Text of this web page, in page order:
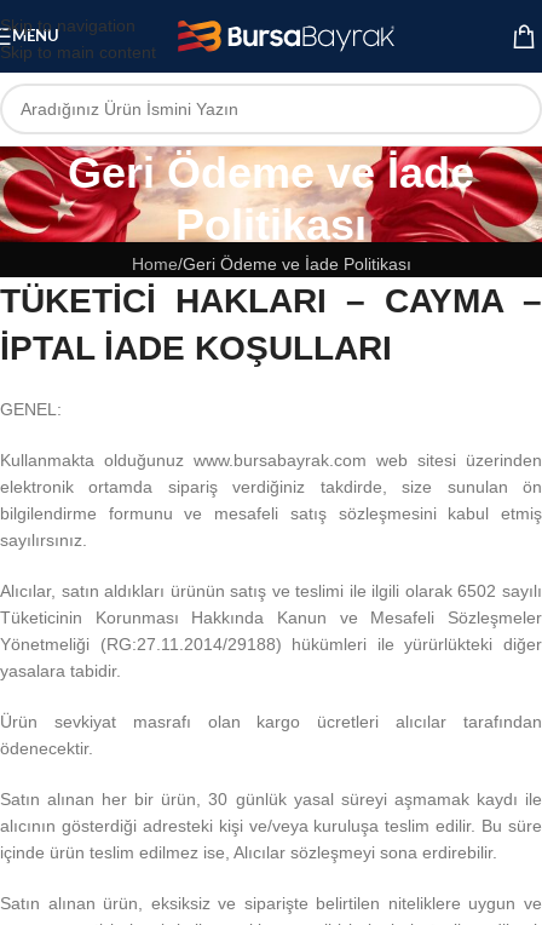
Skip to navigation
Skip to main content
MENU
Geri Ödeme ve İade
Politikası
Home Geri Ödeme ve İade Politikası
TÜKETİCİ HAKLARI – CAYMA –
İPTAL İADE KOŞULLARI
GENEL:
Kullanmakta olduğunuz www.bursabayrak.com web sitesi üzerinden
elektronik ortamda sipariş verdiğiniz takdirde, size sunulan ön
bilgilendirme formunu ve mesafeli satış sözleşmesini kabul etmiş
sayılırsınız.
Alıcılar, satın aldıkları ürünün satış ve teslimi ile ilgili olarak 6502 sayılı
Tüketicinin Korunması Hakkında Kanun ve Mesafeli Sözleşmeler
Yönetmeliği (RG:27.11.2014/29188) hükümleri ile yürürlükteki diğer
yasalara tabidir.
Ürün sevkiyat masrafı olan kargo ücretleri alıcılar tarafından
ödenecektir.
Satın alınan her bir ürün, 30 günlük yasal süreyi aşmamak kaydı ile
alıcının gösterdiği adresteki kişi ve/veya kuruluşa teslim edilir. Bu süre
içinde ürün teslim edilmez ise, Alıcılar sözleşmeyi sona erdirebilir.
Satın alınan ürün, eksiksiz ve siparişte belirtilen niteliklere uygun ve